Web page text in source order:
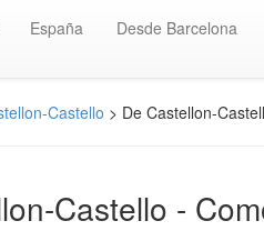
España Desde Barcelona
Castello > De Castellon-
Castello -